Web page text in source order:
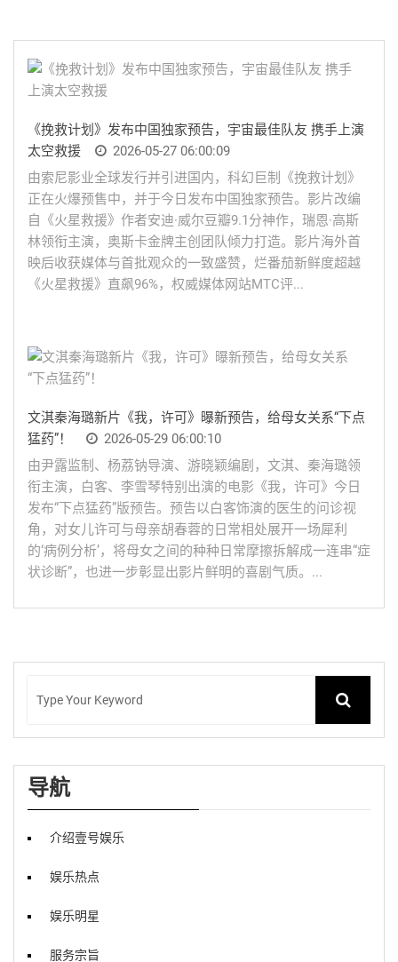
《挽救计划》发布中国独家预告，宇宙最佳队友 携手上演
太空救援
2026-05-27 06:00:09
由索尼影业全球发行并引进国内，科幻巨制《挽救计划》
正在火爆预售中，并于今日发布中国独家预告。影片改编
自《火星救援》作者安迪·威尔豆瓣9.1分神作，瑞恩·高斯
林领衔主演，奥斯卡金牌主创团队倾力打造。影片海外首
映后收获媒体与首批观众的一致盛赞，烂番茄新鲜度超越
《火星救援》直飙96%，权威媒体网站MTC评...
文淇秦海璐新片《我，许可》曝新预告，给母女关系“下点
猛药”！
2026-05-29 06:00:10
由尹露监制、杨荔钠导演、游晓颖编剧，文淇、秦海璐领
衔主演，白客、李雪琴特别出演的电影《我，许可》今日
发布“下点猛药”版预告。预告以白客饰演的医生的问诊视
角，对女儿许可与母亲胡春蓉的日常相处展开一场犀利
的‘病例分析’，将母女之间的种种日常摩擦拆解成一连串“症
状诊断”，也进一步彰显出影片鲜明的喜剧气质。...
导航
介绍壹号娱乐
娱乐热点
娱乐明星
服务宗旨